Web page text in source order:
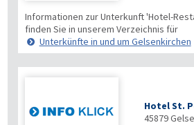
Informationen zur Unterkunft 'Hotel-
finden Sie in unserem Verzeichnis für
Unterkünfte in und um Gelsenkirchen
Hotel St.
45879